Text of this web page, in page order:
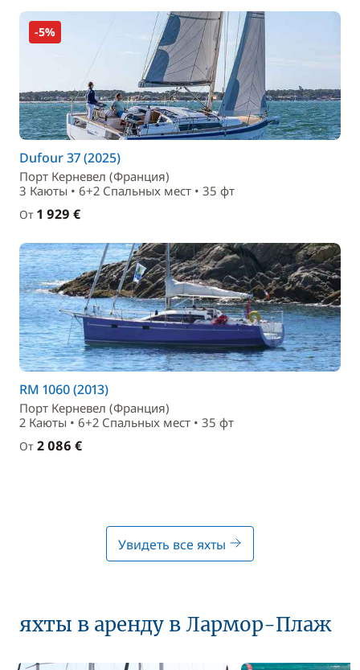
-5%
Dufour 37 (2025)
Порт Керневел (Франция)
3 Каюты • 6+2 Спальныx мест • 35 фт
От 1 929 €
RM 1060 (2013)
Порт Керневел (Франция)
2 Каюты • 6+2 Спальныx мест • 35 фт
От 2 086 €
Увидеть все яхты
яхты в аренду в Лармор-Плаж